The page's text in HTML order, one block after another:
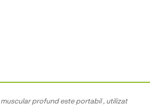
profund este portabil , utilizat